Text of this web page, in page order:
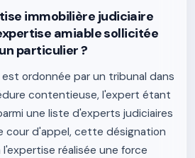
immobilière judiciaire
amiable sollicitée
particulier ?
ordonnée par un tribunal dans
contentieuse, l'expert étant
une liste d'experts judiciaires
cour d'appel, cette désignation
réalisée une force